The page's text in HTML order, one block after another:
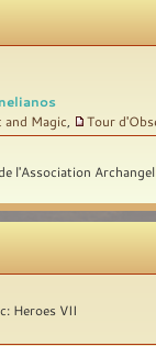
and Magic Tour
l'Association
Heroes VII